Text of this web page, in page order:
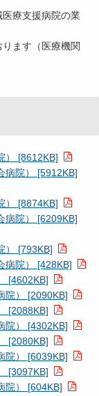
療支援病院の業
ます（医療機関
） [8612KB]
病院） [5912KB]
） [8874KB]
病院） [6209KB]
） [793KB]
病院） [428KB]
[4602KB]
院） [2090KB]
[2088KB]
院） [4302KB]
[2080KB]
院） [6039KB]
[3097KB]
院） [604KB]